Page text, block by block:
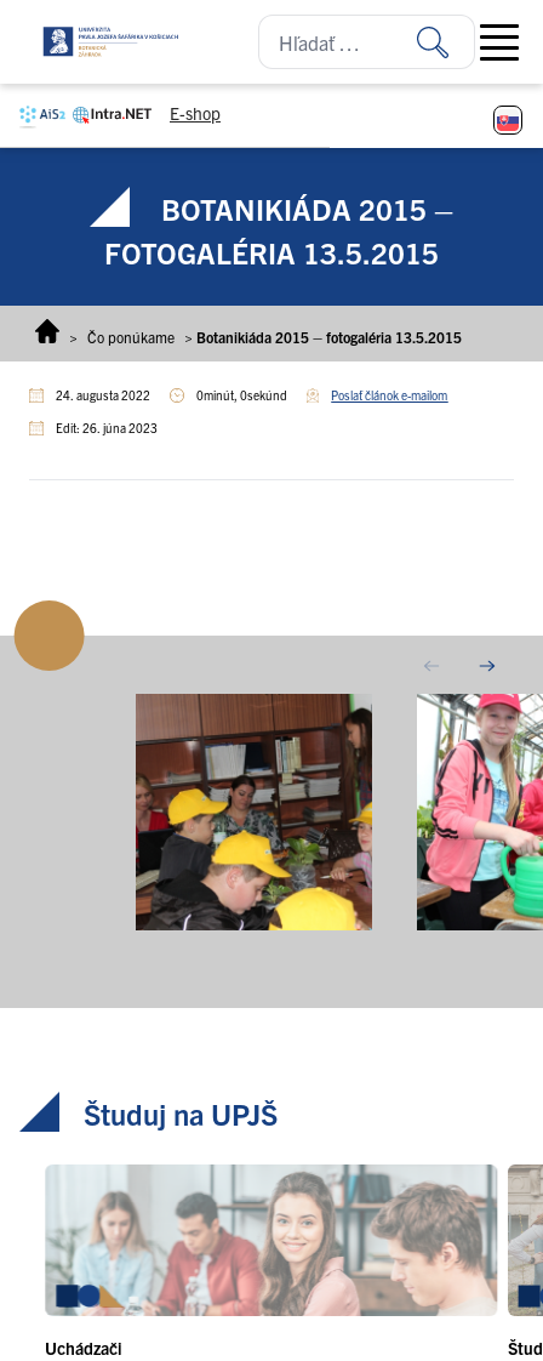
E-shop
Open
BOTANIKIÁDA 2015 –
FOTOGALÉRIA 13.5.2015
> Čo ponúkame > Botanikiáda 2015 – fotogaléria 13.5.2015
24. augusta 2022 0minút, 0sekúnd Poslať článok e-mailom
Edit: 26. júna 2023
Študuj na UPJŠ
Uchádzači